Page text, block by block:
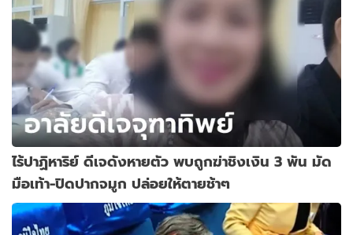
ไร้ปาฏิหาริย์ ดีเจดังหายตัว พบถูกฆ่าชิงเงิน 3 พัน มัด
มือเท้า-ปิดปากจมูก ปล่อยให้ตายช้าๆ